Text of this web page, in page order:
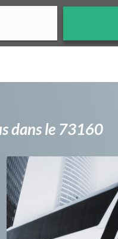
dans le 73160